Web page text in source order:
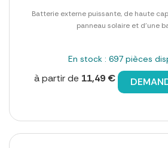
Batterie externe puissante, de haute
panneau solaire et d'une
En stock : 697 pièces
à partir de 11,49 €